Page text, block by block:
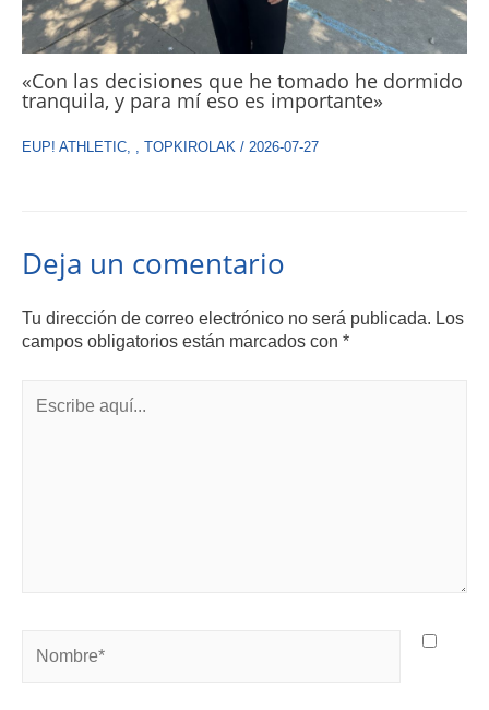
«Con las decisiones que he tomado he dormido
tranquila, y para mí eso es importante»
EUP! ATHLETIC TOPKIROLAK / 2026-07-27
Deja un comentario
Tu dirección de correo electrónico no será publicada. Los
campos obligatorios están marcados con *